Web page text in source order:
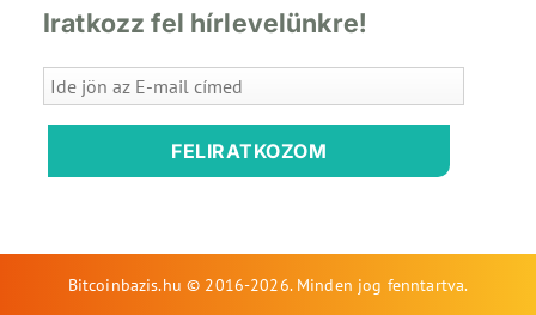
Iratkozz fel hírlevelünkre!
FELIRATKOZOM
Bitcoinbazis.hu © 2016-2026. Minden jog fenntartva.